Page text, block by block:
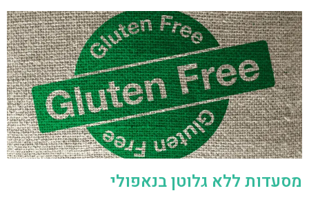
מסעדות ללא גלוטן בנאפולי